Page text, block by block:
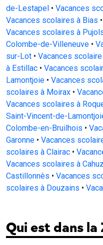
de-Lestapel • Vacances
Vacances scolaires à Bias •
Vacances scolaires à
Colombe-de-Villeneuve •
sur-Lot • Vacances
à Estillac • Vacances
Lamontjoie • Vacances
scolaires à Moirax •
Vacances scolaires à
Saint-Vincent-de-
Colombe-en-Bruilhois •
Garonne • Vacances
scolaires à Clairac •
Vacances scolaires à
Castillonnès • Vacances
scolaires à Douzains •
Qui est dans la